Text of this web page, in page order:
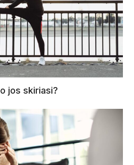
jos skiriasi?